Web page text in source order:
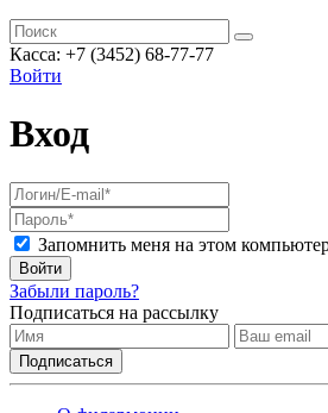
Касса: +7 (3452) 68-77-77
Войти
Вход
Запомнить меня на этом
Войти
Забыли пароль?
Подписаться на рассылку